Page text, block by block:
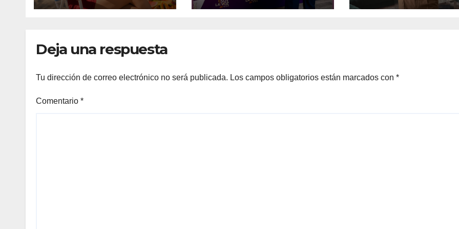
PREMIOS
HOUSTON
soul y la
Deja una respuesta
Tu dirección de correo electrónico no será publicada. Los campos obligatorios están marcados con *
Comentario *